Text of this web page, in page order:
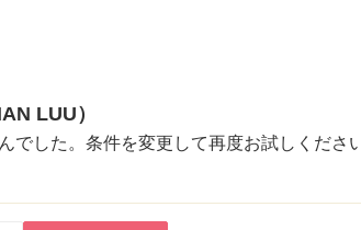
LUU）
でした。条件を変更して再度お試しくださ